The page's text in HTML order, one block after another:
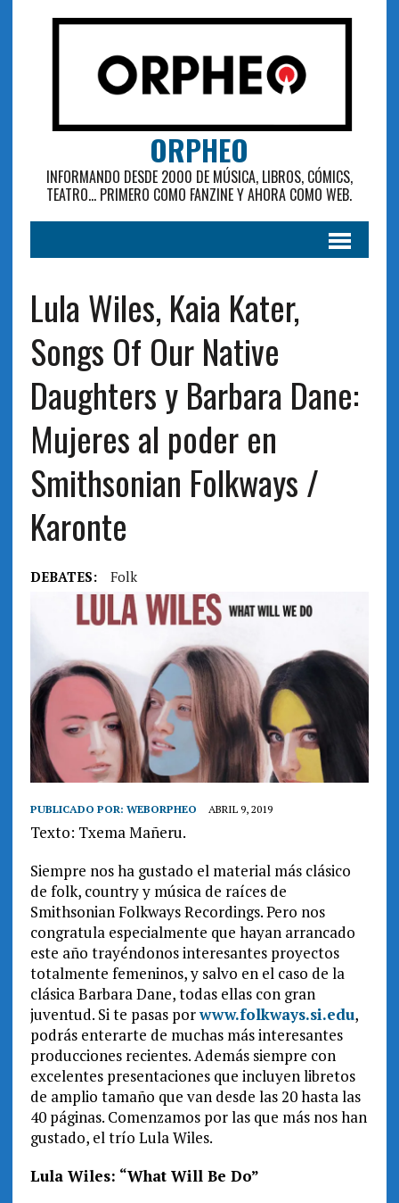
ORPHEO
INFORMANDO DESDE 2000 DE MÚSICA, LIBROS, CÓMICS,
TEATRO... PRIMERO COMO FANZINE Y AHORA COMO WEB.
Lula Wiles, Kaia Kater,
Songs Of Our Native
Daughters y Barbara Dane:
Mujeres al poder en
Smithsonian Folkways /
Karonte
DEBATES: Folk
PUBLICADO POR: WEBORPHEO ABRIL 9, 2019
Texto: Txema Mañeru.
Siempre nos ha gustado el material más clásico
de folk, country y música de raíces de
Smithsonian Folkways Recordings. Pero nos
congratula especialmente que hayan arrancado
este año trayéndonos interesantes proyectos
totalmente femeninos, y salvo en el caso de la
clásica Barbara Dane, todas ellas con gran
juventud. Si te pasas porwww.folkways.si.edu,
podrás enterarte de muchas más interesantes
producciones recientes. Además siempre con
excelentes presentaciones que incluyen libretos
de amplio tamaño que van desde las 20 hasta las
40 páginas. Comenzamos por las que más nos han
gustado, el trío Lula Wiles.
Lula Wiles: “What Will Be Do”